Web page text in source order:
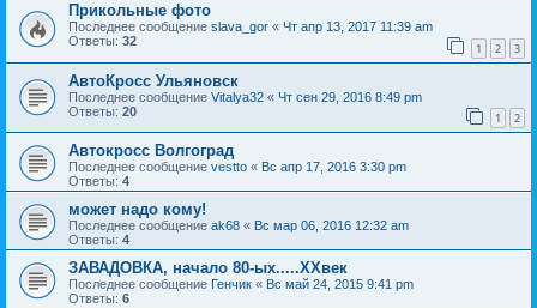
Прикольные фото
Последнее сообщение slava_gor « Чт апр 13, 2017 11:39 am
Ответы: 32 1 2 3
АвтоКросс Ульяновск
Последнее сообщение Vitalya32 « Чт сен 29, 2016 8:49 pm
Ответы: 20 1 2
Автокросс Волгоград
Последнее сообщение vestto « Вс апр 17, 2016 3:30 pm
Ответы: 4
может надо кому!
Последнее сообщение ak68 « Вс мар 06, 2016 12:32 am
Ответы: 4
ЗАВАДОВКА, начало 80-ых.....XXвек
Последнее сообщение Генчик « Вс май 24, 2015 9:41 pm
Ответы: 6